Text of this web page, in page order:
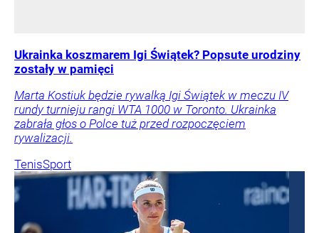
Ukrainka koszmarem Igi Świątek? Popsute urodziny
zostały w pamięci
Marta Kostiuk będzie rywalką Igi Świątek w meczu IV
rundy turnieju rangi WTA 1000 w Toronto. Ukrainka
zabrała głos o Polce tuż przed rozpoczęciem
rywalizacji.
TenisSport